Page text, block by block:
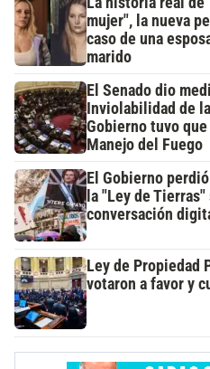
mujer", la nueva
caso de una
marido
El Senado dio
Inviolabilidad de
Gobierno tuvo que
Manejo del Fuego
El Gobierno
la "Ley de
conversación
Ley de Propiedad
votaron a favor y